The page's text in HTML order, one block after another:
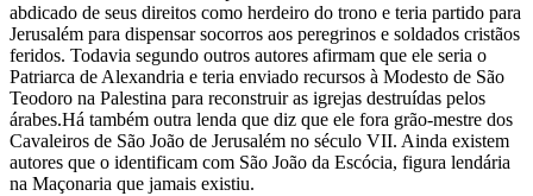
abdicado de seus direitos como herdeiro do trono e teria partido para
Jerusalém para dispensar socorros aos peregrinos e soldados cristãos
feridos. Todavia segundo outros autores afirmam que ele seria o
Patriarca de Alexandria e teria enviado recursos à Modesto de São
Teodoro na Palestina para reconstruir as igrejas destruídas pelos
árabes.Há também outra lenda que diz que ele fora grão-mestre dos
Cavaleiros de São João de Jerusalém no século VII. Ainda existem
autores que o identificam com São João da Escócia, figura lendária
na Maçonaria que jamais existiu.